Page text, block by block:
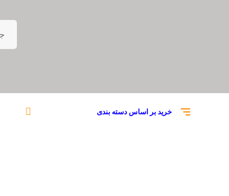
خرید بر اساس دسته بندی